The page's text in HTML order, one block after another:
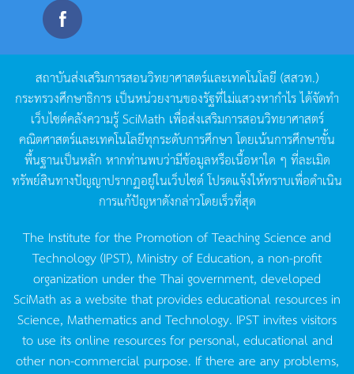
สถาบันส่งเสริมการสอนวิทยาศาสตร์และเทคโนโลยี (สสวท.)
กระทรวงศึกษาธิการ เป็นหน่วยงานของรัฐที่ไม่แสวงหากำไรได้จัดทำ
เว็บไซต์คลังความรู้SciMath เพื่อส่งเสริมการสอนวิทยาศาสตร์
คณิตศาสตร์และเทคโนโลยีทุกระดับการศึกษา โดยเน้นการศึกษาขั้น
พื้นฐานเป็นหลัก หากท่านพบว่ามีข้อมูลหรือเนื้อหาใด ๆ ที่ละเมิด
ทรัพย์สินทางปัญญาปรากฏอยู่ในเว็บไซต์โปรดแจ้งให้ทราบเพื่อดำเนิน
การแก้ปัญหาดังกล่าวโดยเร็วที่สุด
The Institute for the Promotion of Teaching Science and
Technology (IPST), Ministry of Education, a non-profit
organization under the Thai government, developed
SciMath as a website that provides educational resources in
Science, Mathematics and Technology. IPST invites visitors
to use its online resources for personal, educational and
other non-commercial purpose. If there are any problems,